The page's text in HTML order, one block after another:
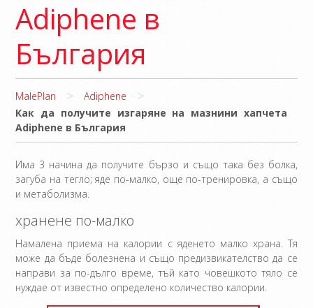
Adiphene в
България
MalePlan > Adiphene >
Как да получите изгаряне на мазнини хапчета
Adiphene в България
Има 3 начина да получите бързо и също така без болка,
загуба на тегло; яде по-малко, още по-тренировка, а също
и метаболизма.
хранене по-малко
Намалена приема на калории с яденето малко храна. Тя
може да бъде болезнена и също предизвикателство да се
направи за по-дълго време, тъй като човешкото тяло се
нуждае от известно определено количество калории.